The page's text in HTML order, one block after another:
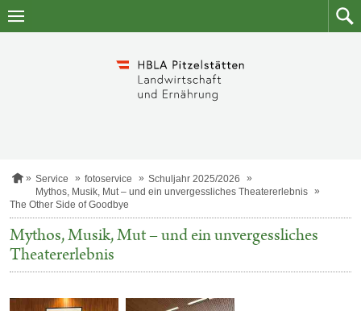
Zum
Zum
S
a
r
t
s
e
Service fotoservice
Schuljahr 2025/2026
Mythos, Musik, Mut – und ein unvergessliches Theatererlebnis
The Other Side of Goodbye
Mythos, Musik, Mut – und ein unvergessliches
Theatererlebnis